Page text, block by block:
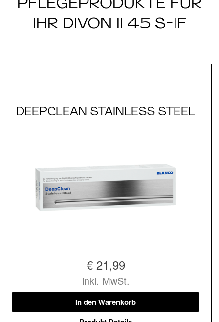
IHR DIVON II 45 S-IF
DEEPCLEAN STAINLESS STEEL
€ 21,99
inkl. MwSt.
In den Warenkorb